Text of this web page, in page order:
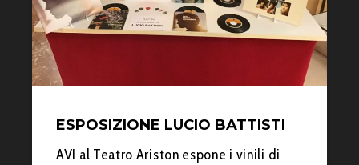
ESPOSIZIONE LUCIO BATTISTI
AVI al Teatro Ariston espone i vinili di